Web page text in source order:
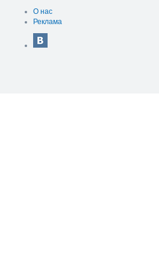
О нас
Реклама